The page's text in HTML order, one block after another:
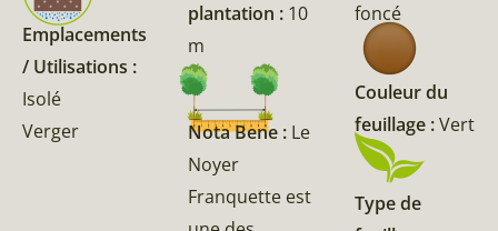
Emplacements
/ Utilisations :
Isolé
Verger
plantation : 10
m
Nota Bene : Le
Noyer
Franquette est
foncé
Couleur du
feuillage :Vert
Type de